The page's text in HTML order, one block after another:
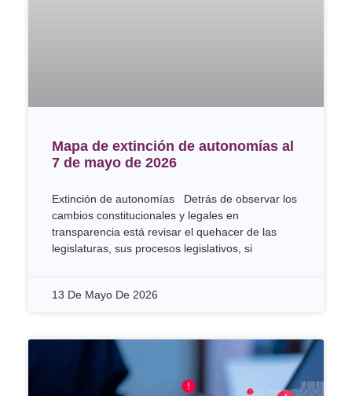
Mapa de extinción de autonomías al
7 de mayo de 2026
Extinción de autonomías Detrás de observar los
cambios constitucionales y legales en
transparencia está revisar el quehacer de las
legislaturas, sus procesos legislativos, si
13 De Mayo De 2026